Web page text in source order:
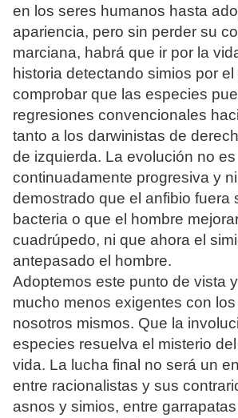
en los seres humanos hasta
apariencia, pero sin perder su
marciana, habrá que ir por la
historia detectando simios por
comprobar que las especies
regresiones convencionales
tanto a los darwinistas de
de izquierda. La evolución no es
continuadamente progresiva y
demostrado que el anfibio fuera
bacteria o que el hombre
cuadrúpedo, ni que ahora el
antepasado el hombre.
Adoptemos este punto de vista
mucho menos exigentes con
nosotros mismos. Que la
especies resuelva el misterio
vida. La lucha final no será un
entre racionalistas y sus
asnos y simios, entre